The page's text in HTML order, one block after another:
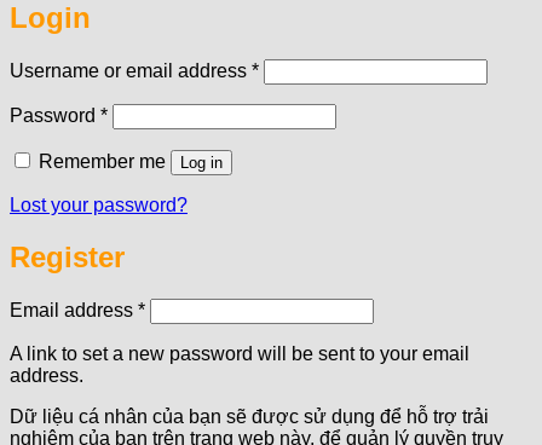
Login
Username or email address *Required
Password *Required
Remember me Log in
Lost your password?
Register
Email address *Required
A link to set a new password will be sent to your email
address.
Dữ liệu cá nhân của bạn sẽ được sử dụng để hỗ trợ trải
nghiệm của bạn trên trang web này, để quản lý quyền truy